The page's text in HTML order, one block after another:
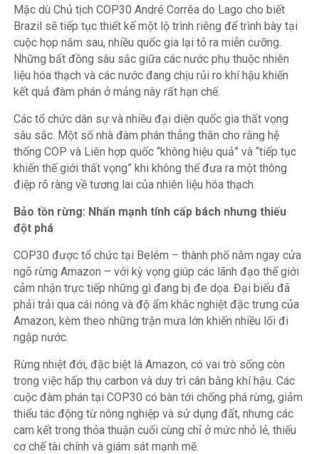
Mặc dù Chủ tịch COP30 André Corrêa do Lago cho biết
Brazil sẽ tiếp tục thiết kế một lộ trình riêng để trình bày tại
cuộc họp năm sau, nhiều quốc gia lại tỏ ra miễn cưỡng.
Những bất đồng sâu sắc giữa các nước phụ thuộc nhiên
liệu hóa thạch và các nước đang chịu rủi ro khí hậu khiến
kết quả đàm phán ở mảng này rất hạn chế.
Các tổ chức dân sự và nhiều đại diện quốc gia thất vọng
sâu sắc. Một số nhà đàm phán thẳng thắn cho rằng hệ
thống COP và Liên hợp quốc “không hiệu quả” và “tiếp tục
khiến thế giới thất vọng” khi không thể đưa ra một thông
điệp rõ ràng về tương lai của nhiên liệu hóa thạch.
Bảo tồn rừng: Nhấn mạnh tính cấp bách nhưng thiếu
đột phá
COP30 được tổ chức tại Belém – thành phố nằm ngay cửa
ngõ rừng Amazon – với kỳ vọng giúp các lãnh đạo thế giới
cảm nhận trực tiếp những gì đang bị đe dọa. Đại biểu đã
phải trải qua cái nóng và độ ẩm khắc nghiệt đặc trưng của
Amazon, kèm theo những trận mưa lớn khiến nhiều lối đi
ngập nước.
Rừng nhiệt đới, đặc biệt là Amazon, có vai trò sống còn
trong việc hấp thụ carbon và duy trì cân bằng khí hậu. Các
cuộc đàm phán tại COP30 có bàn tới chống phá rừng, giảm
thiểu tác động từ nông nghiệp và sử dụng đất, nhưng các
cam kết trong thỏa thuận cuối cùng chỉ ở mức nhỏ lẻ, thiếu
cơ chế tài chính và giám sát mạnh mẽ.